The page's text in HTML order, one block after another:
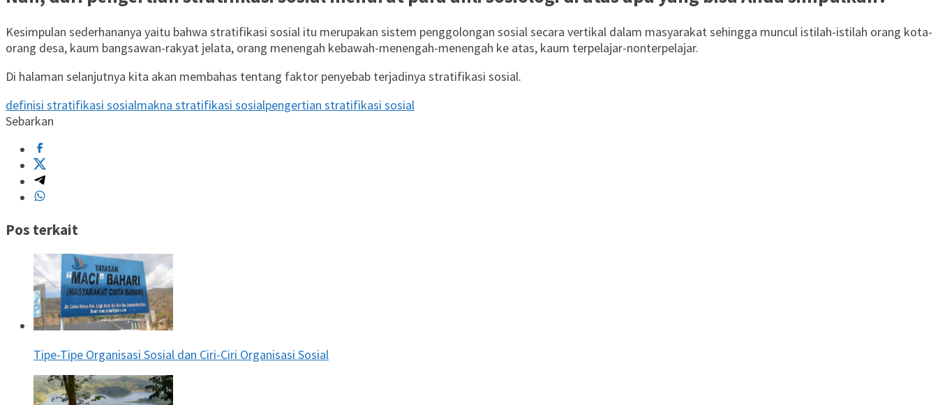
Kesimpulan sederhananya yaitu bahwa stratifikasi sosial itu merupakan sistem penggolongan sosial secara vertikal dalam masyarakat sehingga muncul istilah-istilah orang kota-
orang desa, kaum bangsawan-rakyat jelata, orang menengah kebawah-menengah-menengah ke atas, kaum terpelajar-nonterpelajar.
Di halaman selanjutnya kita akan membahas tentang faktor penyebab terjadinya stratifikasi sosial.
definisi stratifikasi sosialmakna stratifikasi sosialpengertian stratifikasi sosial
Sebarkan
Pos terkait
Tipe-Tipe Organisasi Sosial dan Ciri-Ciri Organisasi Sosial